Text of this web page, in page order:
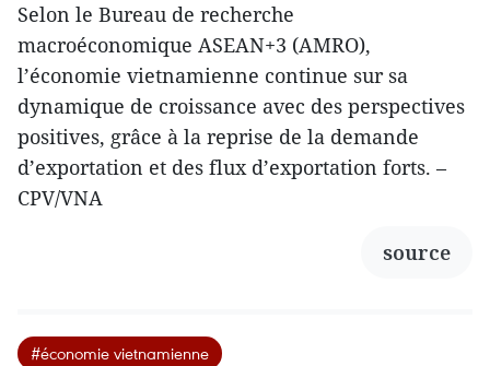
Selon le Bureau de recherche
macroéconomique ASEAN+3 (AMRO),
l’économie vietnamienne continue sur sa
dynamique de croissance avec des perspectives
positives, grâce à la reprise de la demande
d’exportation et des flux d’exportation forts. –
CPV/VNA
source
#économie vietnamienne